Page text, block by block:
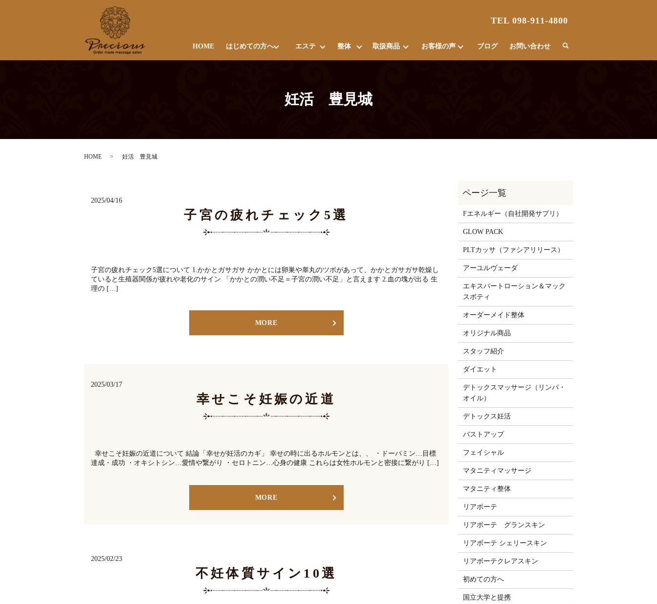
HOME はじめての方へ エステ 整体 取扱商品 お客様の声 ブログ お問い合わせ
TEL 098-911-4800
妊活 豊見城
HOME 妊活 豊見城
2025/04/16
子宮の疲れチェック5選
子宮の疲れチェック5選について 1.かかとガサガサ かかとには卵巣や睾丸のツボがあって、かかとガサガサ乾燥し
ていると生殖器関係が疲れや老化のサイン 「かかとの潤い不足＝子宮の潤い不足」と言えます 2.血の塊が出る 生
理の […]
MORE
2025/03/17
幸せこそ妊娠の近道
幸せこそ妊娠の近道について 結論「幸せが妊活のカギ」 幸せの時に出るホルモンとは、、 ・ドーパミン…目標
達成・成功 ・オキシトシン…愛情や繋がり ・セロトニン…心身の健康 これらは女性ホルモンと密接に繋がり […]
MORE
2025/02/23
不妊体質サイン10選
Fエネルギー（自社開発サプリ）
GLOW PACK
PLTカッサ（ファシアリリース）
アーユルヴェーダ
エキスパートローション＆マック
スボティ
オーダーメイド整体
オリジナル商品
スタッフ紹介
ダイエット
デトックスマッサージ（リンパ・
オイル）
デトックス妊活
バストアップ
フェイシャル
マタニティマッサージ
マタニティ整体
リアボーテ
リアボーテ グランスキン
リアボーテ シェリースキン
リアボーテクレアスキン
初めての方へ
国立大学と提携